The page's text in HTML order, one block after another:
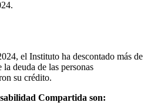
el Instituto ha descontado más de
deuda de las personas
su crédito.
Compartida son: